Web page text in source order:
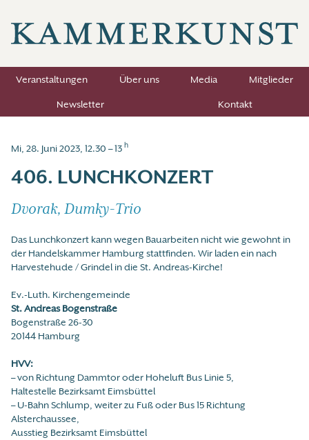
Veranstaltungen Über uns Media
Mitglieder
Newsletter
Kontakt
Mi, 28. Juni 2023, 12.30 – 13 h
406. LUNCHKONZERT
Dvorak, Dumky-Trio
Das Lunchkonzert kann wegen Bauarbeiten nicht wie gewohnt in
der Handelskammer Hamburg stattfinden. Wir laden ein nach
Harvestehude / Grindel in die St. Andreas-Kirche!
Ev.-Luth. Kirchengemeinde
St. Andreas Bogenstraße
Bogenstraße 26-30
20144 Hamburg
HVV:
– von Richtung Dammtor oder Hoheluft Bus Linie 5,
Haltestelle Bezirksamt Eimsbüttel
– U-Bahn Schlump, weiter zu Fuß oder Bus 15 Richtung
Alsterchaussee,
Ausstieg Bezirksamt Eimsbüttel